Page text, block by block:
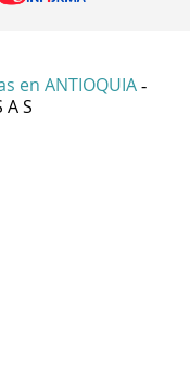
en ANTIOQUIA -
A S